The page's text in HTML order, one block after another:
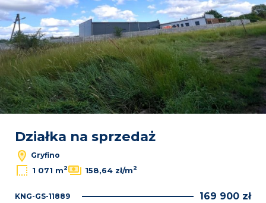
Działka na sprzedaż
Gryfino
1 071 m2 158,64 zł/m2
KNG-GS-11889 169 900 zł